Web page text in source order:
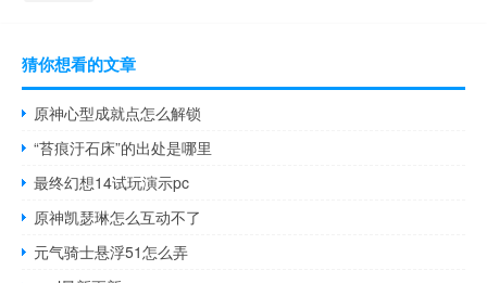
猜你想看的文章
原神心型成就点怎么解锁
“苔痕汙石床”的出处是哪里
最终幻想14试玩演示pc
原神凯瑟琳怎么互动不了
元气骑士悬浮51怎么弄